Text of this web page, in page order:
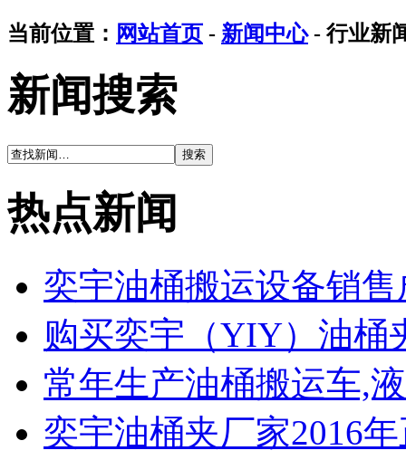
当前位置： 网站首页 - 新闻中心- 行业新
新闻搜索
热点新闻
奕宇油桶搬运设备销
购买奕宇（YIY）油桶
常年生产油桶搬运车,
奕宇油桶夹厂家2016